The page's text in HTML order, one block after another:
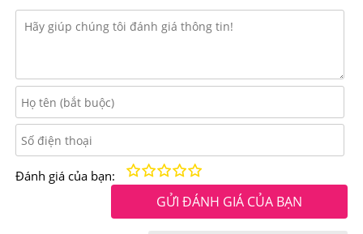
mụn, sẹo.
mờ nếp nhăn, giảm nám sạm
-Giúp hệ tiêu hóa, đường ruột ổn định, khỏe mạnh
-Giúp cơ thể khỏe mạnh, xương khớp chắc khỏe
-Tăng cường khả năng chống nắng cho da, bảo vệ da
khỏi bức xạ mặt trời
Đánh giá của bạn: Tuyệt vời!
Rất tốt
Trung bình
Fair
Kém
GỬI ĐÁNH GIÁ CỦA BẠN